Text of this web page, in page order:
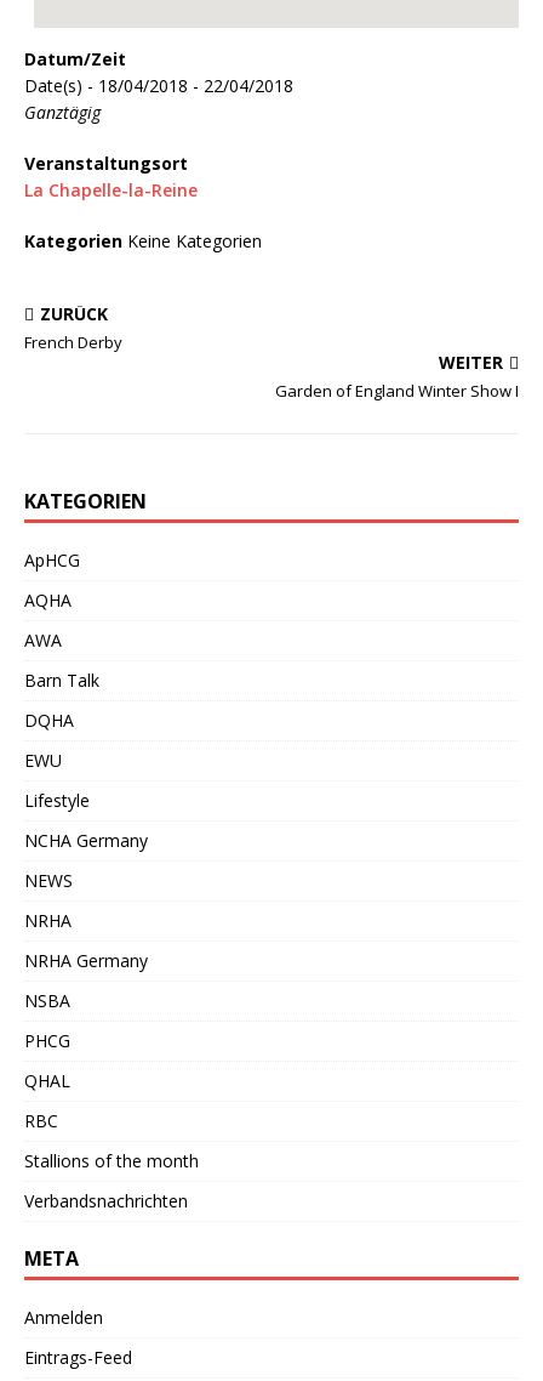
Datum/Zeit
Date(s) - 18/04/2018 - 22/04/2018
Ganztägig
Veranstaltungsort
La Chapelle-la-Reine
Kategorien Keine Kategorien
ZURÜCK
French Derby
WEITER
Garden of England Winter Show I
KATEGORIEN
ApHCG
AQHA
AWA
Barn Talk
DQHA
EWU
Lifestyle
NCHA Germany
NEWS
NRHA
NRHA Germany
NSBA
PHCG
QHAL
RBC
Stallions of the month
Verbandsnachrichten
META
Anmelden
Eintrags-Feed